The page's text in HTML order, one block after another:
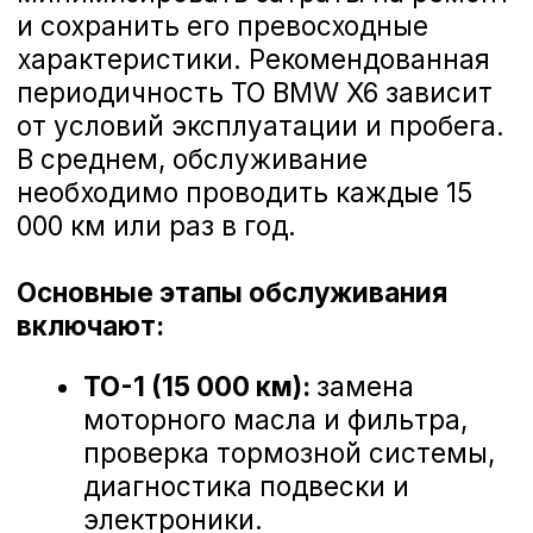
Замена стоек стабилизатора BMW X6
Замена втулок стабилизатора BMW X6
Замена рулевой рейки BMW X6
Замена жидкости ГУР BMW X6
Гарантирует безопасность на
дороге.
Запишитесь на ТО BMW X6 в
Белгороде
Доверьте обслуживание своего
автомобиля профессионалам, чтобы
наслаждаться каждым километром
пути. Официальное ТО BMW X6 — это
уверенность в надежной работе
вашего автомобиля и удовольствие
любым дорогам и открытиям!